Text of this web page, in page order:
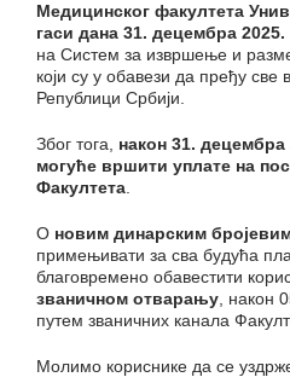
Медицинског факултета
гаси дана 31. децембра 2025.
на Систем за извршење и
који су у обавези да пређу све
Републици Србији.
Због тога, након 31.
могуће вршити уплате на
Факултета
О новим динарским
примењивати за сва будућа
благовремено обавестити
званичном отварању , након
путем званичних канала
Молимо кориснике да се